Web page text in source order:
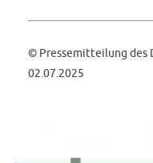
© Pressemitteilung des
02.07.2025